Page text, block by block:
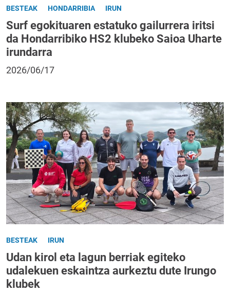
BESTEAK HONDARRIBIA IRUN
Surf egokituaren estatuko gailurrera iritsi
da Hondarribiko HS2 klubeko Saioa Uharte
irundarra
2026/06/17
BESTEAK IRUN
Udan kirol eta lagun berriak egiteko
udalekuen eskaintza aurkeztu dute Irungo
klubek